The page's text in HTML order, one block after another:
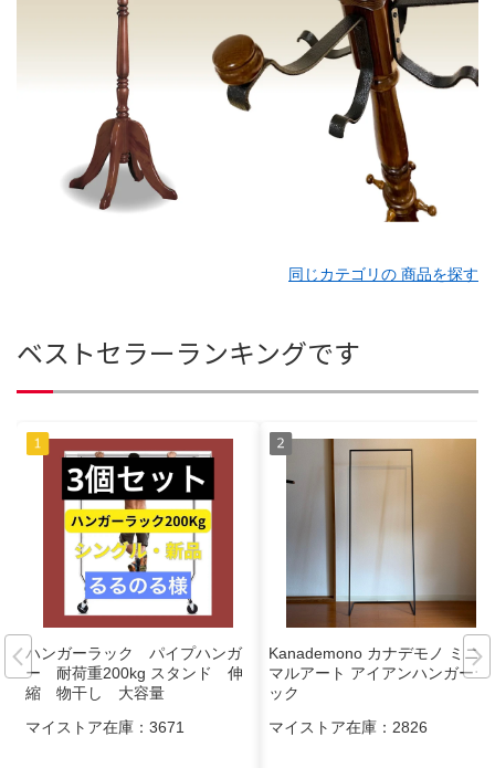
同じカテゴリの 商品を探す
ベストセラーランキングです
ハンガーラック パイプハンガ
ー 耐荷重200kg スタンド 伸
縮 物干し 大容量
マイストア在庫： 3671
Kanademono カナデモノ ミニ
マルアート アイアンハンガーラ
ック
マイストア在庫： 2826